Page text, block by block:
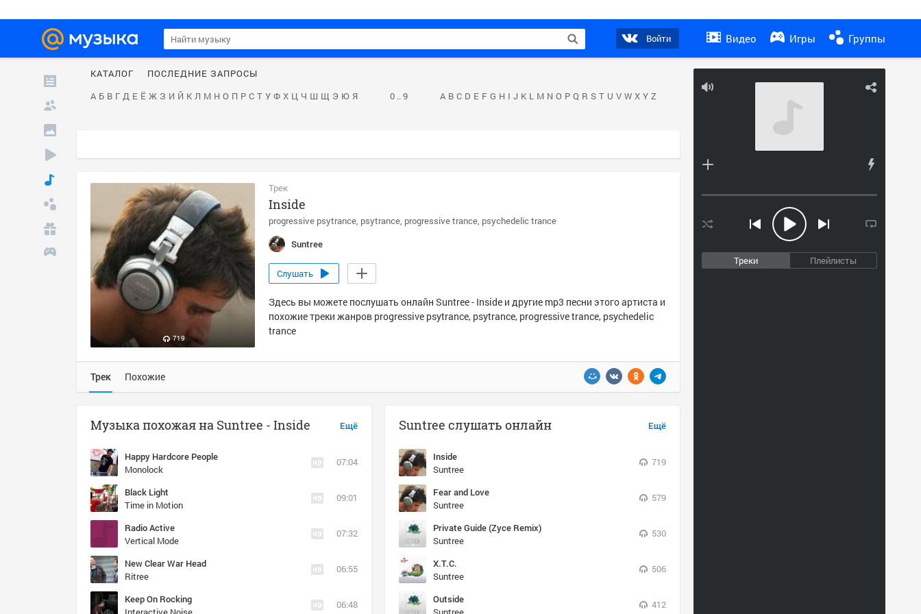
Войти Видео Игры Группы
Треки Плейлисты
КАТАЛОГ
ПОСЛЕДНИЕ ЗАПРОСЫ
А Б В Г Д Е Ё Ж З И Й К Л М Н О П Р С Т У Ф Х Ц Ч Ш Щ Э Ю Я 0 .. 9 A B C D E F G H I J K L M N O P Q R S T U V W X Y Z
719
Трек
Inside
progressive psytrance psytrance progressive trance psychedelic trance
Suntree
Слушать
Здесь вы можете послушать онлайн Suntree - Inside и другие mp3 песни этого артиста и
похожие треки жанров progressive psytrance, psytrance, progressive trance, psychedelic
trance
Трек Похожие
Ещё
Музыка похожая на Suntree - Inside
Happy Hardcore People
Monolock
07:04
Black Light
Time in Motion
09:01
Radio Active
Vertical Mode
07:32
New Clear War Head
Ritree
06:55
Keep On Rocking
06:48
Ещё
Suntree слушать онлайн
Inside
Suntree
719
Fear and Love
Suntree
579
Private Guide (Zyce Remix)
Suntree
530
X.T.C.
Suntree
506
Outside
412